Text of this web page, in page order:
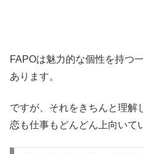
FAPOは魅力的な個性を持つ
あります。
ですが、それをきちんと理解
恋も仕事もどんどん上向いて